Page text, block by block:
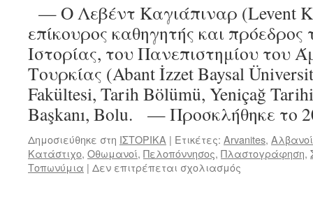
— Ο Λεβέντ Καγιάπιναρ (Levent
επίκουρος καθηγητής και
Ιστορίας, του Πανεπιστημίου του
Τουρκίας (Abant İzzet Baysal
Fakültesi, Tarih Bölümü, Yeniçağ
Başkanı, Bolu. — Προσκλήθηκε το
Δημοσιεύθηκε στη ΙΣΤΟΡΙΚΑ | Ετικέτες: Arvanites, Αλβανοί
Κατάστιχο, Οθωμανοί, Πελοπόννησος, Πλαστογράφηση,
Τοπωνύμια | Δεν επιτρέπεται σχολιασμός